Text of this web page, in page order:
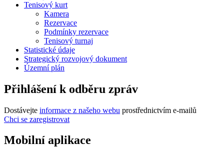
Tenisový kurt
Kamera
Rezervace
Podmínky rezervace
Tenisový turnaj
Statistické údaje
Strategický rozvojový dokument
Územní plán
Přihlášení k odběru zpráv
Dostávejte informace z našeho webu prostřednictvím e-mailů
Chci se zaregistrovat
Mobilní aplikace